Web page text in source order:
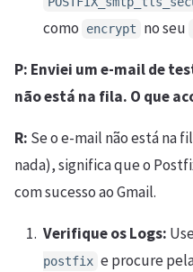
como
encrypt no seu
P: Enviei um e-mail de
não está na fila. O que
R: Se o e-mail não está na
nada), significa que o
com sucesso ao Gmail.
Verifique os Logs:
postfix e procure